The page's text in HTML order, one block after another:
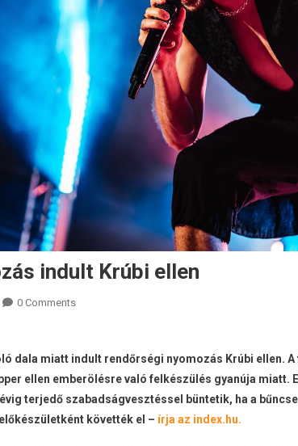
indult Krúbi ellen
0 Comments
dala miatt indult rendőrségi nyomozás Krúbi ellen.
ellen emberölésre való felkészülés gyanúja miatt.
terjedő szabadságvesztéssel büntetik, ha a
követték el – írja az index.hu.